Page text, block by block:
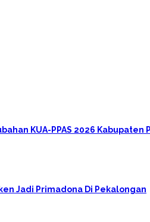
KUA-PPAS 2026 Kabupaten
Jadi Primadona Di Pekalongan